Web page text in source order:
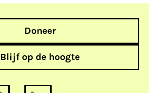
Doneer
Blijf op de hoogte